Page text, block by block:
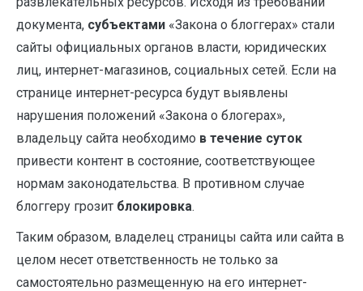
документа, субъектами «Закона о блоггерах» стали
сайты официальных органов власти, юридических
лиц, интернет-магазинов, социальных сетей. Если на
странице интернет-ресурса будут выявлены
нарушения положений «Закона о блогерах»,
владельцу сайта необходимо в течение суток
привести контент в состояние, соответствующее
нормам законодательства. В противном случае
блоггеру грозит блокировка.
Таким образом, владелец страницы сайта или сайта в
целом несет ответственность не только за
самостоятельно размещенную на его интернет-